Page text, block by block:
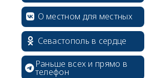
О местном для местных
Севастополь в сердце
Раньше всех и прямо в
телефон